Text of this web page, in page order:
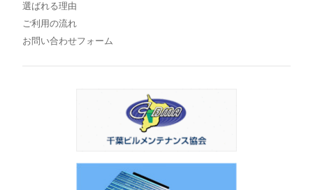
選ばれる理由
ご利用の流れ
お問い合わせフォーム